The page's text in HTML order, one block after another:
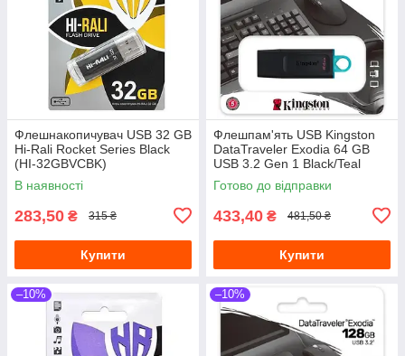
Флешнакопичувач USB 32 GB
Hi-Rali Rocket Series Black
(HI-32GBVCBK)
В наявності
283,50 ₴ 315 ₴
Купити
Флешпам'ять USB Kingston
DataTraveler Exodia 64 GB
USB 3.2 Gen 1 Black/Teal
(DTX/64GB)
Готово до відправки
433,40 ₴ 481,50 ₴
Купити
–10% –10%